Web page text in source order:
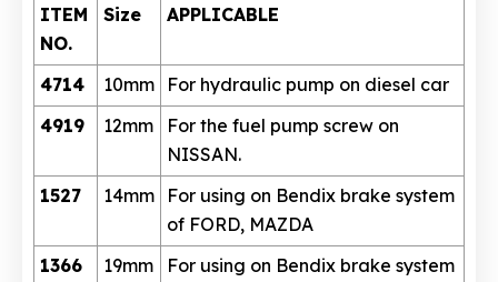
ITEM
NO.
Size APPLICABLE
4714 10mm
For hydraulic pump on diesel car
4919
12mm
For the fuel pump screw on
NISSAN.
1527
14mm
For using on Bendix brake system
of FORD, MAZDA
1366
19mm
For using on Bendix brake system